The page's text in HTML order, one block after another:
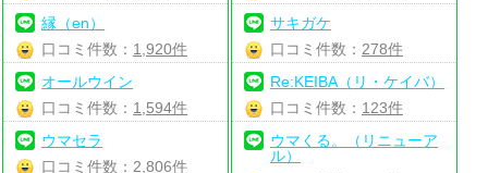
縁（en）
口コミ件数： 1,920件
オールウイン
口コミ件数： 1,594件
ウマセラ
口コミ件数： 2,806件
サキガケ
口コミ件数： 278件
Re:KEIBA（リ・ケイバ）
口コミ件数： 123件
ウマくる。（リニューア
ル）